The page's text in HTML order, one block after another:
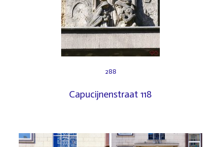
288
Capucijnenstraat 118